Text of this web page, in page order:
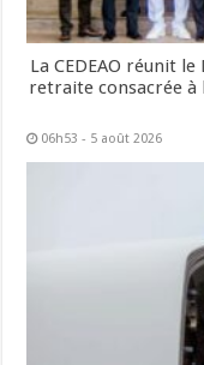
La CEDEAO réunit
retraite consacrée à
06h53 - 5 août 2026